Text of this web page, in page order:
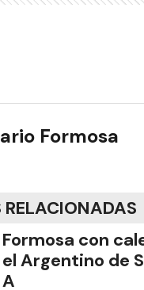
Formosa
RELACIONADAS
Formosa con
el Argentino de
A